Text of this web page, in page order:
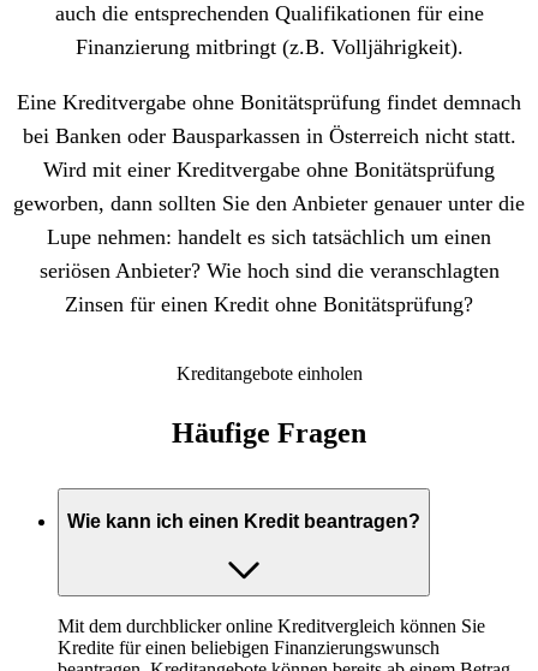
auch die entsprechenden Qualifikationen für eine
Finanzierung mitbringt (z.B. Volljährigkeit).
Eine Kreditvergabe ohne Bonitätsprüfung findet demnach
bei Banken oder Bausparkassen in Österreich nicht statt.
Wird mit einer Kreditvergabe ohne Bonitätsprüfung
geworben, dann sollten Sie den Anbieter genauer unter die
Lupe nehmen: handelt es sich tatsächlich um einen
seriösen Anbieter? Wie hoch sind die veranschlagten
Zinsen für einen Kredit ohne Bonitätsprüfung?
Kreditangebote einholen
Häufige Fragen
Wie kann ich einen Kredit beantragen?
Mit dem durchblicker online Kreditvergleich können Sie
Kredite für einen beliebigen Finanzierungswunsch